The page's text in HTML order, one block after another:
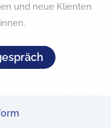
und neue Klienten